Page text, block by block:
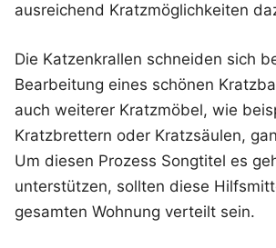
ausreichend Kratzmöglichkeiten
Die Katzenkrallen schneiden sich
Bearbeitung eines schönen
auch weiterer Kratzmöbel, wie
Kratzbrettern oder Kratzsäulen,
Um diesen Prozess Songtitel es
unterstützen, sollten diese
gesamten Wohnung verteilt sein.